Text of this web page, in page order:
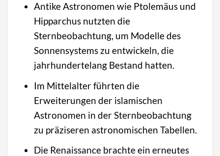
Antike Astronomen wie Ptolemäus und
Hipparchus nutzten die
Sternbeobachtung, um Modelle des
Sonnensystems zu entwickeln, die
jahrhundertelang Bestand hatten.
Im Mittelalter führten die
Erweiterungen der islamischen
Astronomen in der Sternbeobachtung
zu präziseren astronomischen Tabellen.
Die Renaissance brachte ein erneutes